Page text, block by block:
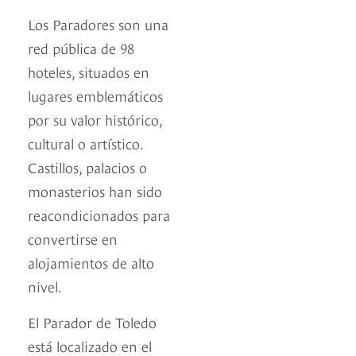
Los Paradores son una
red pública de 98
hoteles, situados en
lugares emblemáticos
por su valor histórico,
cultural o artístico.
Castillos, palacios o
monasterios han sido
reacondicionados para
convertirse en
alojamientos de alto
nivel.
El Parador de Toledo
está localizado en el